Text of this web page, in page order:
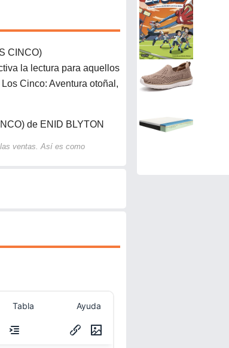
CINCO)
la lectura para aquellos
Cinco: Aventura otoñal,
de ENID BLYTON
ventas. Así es como
Tabla Ayuda